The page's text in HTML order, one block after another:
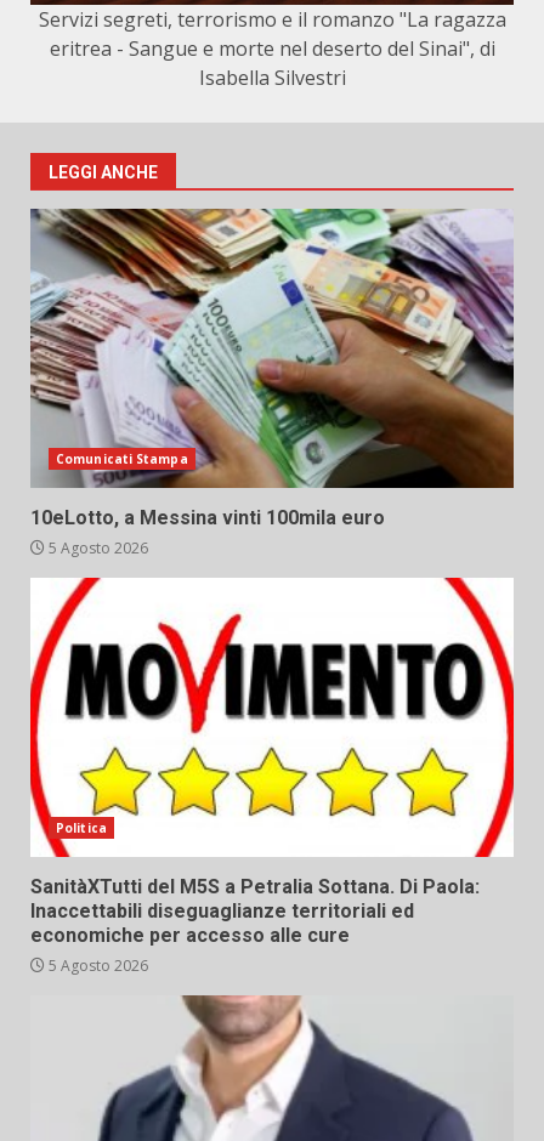
Servizi segreti, terrorismo e il romanzo "La ragazza
eritrea - Sangue e morte nel deserto del Sinai", di
Isabella Silvestri
LEGGI ANCHE
Comunicati Stampa
10eLotto, a Messina vinti 100mila euro
5 Agosto 2026
Politica
SanitàXTutti del M5S a Petralia Sottana. Di Paola:
Inaccettabili diseguaglianze territoriali ed
economiche per accesso alle cure
5 Agosto 2026